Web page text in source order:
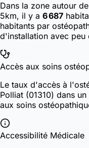
Dans la zone autour
5km, il y a 6 687
habitants par
d'installation avec peu
Accès aux soins
Le taux d'accès à
Polliat (01310) dans
aux soins
Accessibilité Médicale